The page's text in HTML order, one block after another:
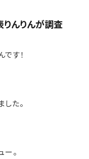
んりんが調査
す！
た。
。